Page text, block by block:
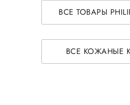
ВСЕ ТОВАРЫ
ВСЕ КОЖАНЫЕ